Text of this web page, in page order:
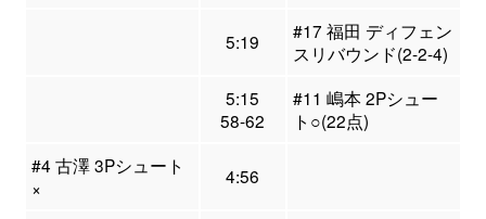
5:19
#17 福田 ディフェン
スリバウンド(2-2-4)
5:15
58-62
#11 嶋本 2Pシュー
ト○(22点)
#4 古澤 3Pシュート
×
4:56